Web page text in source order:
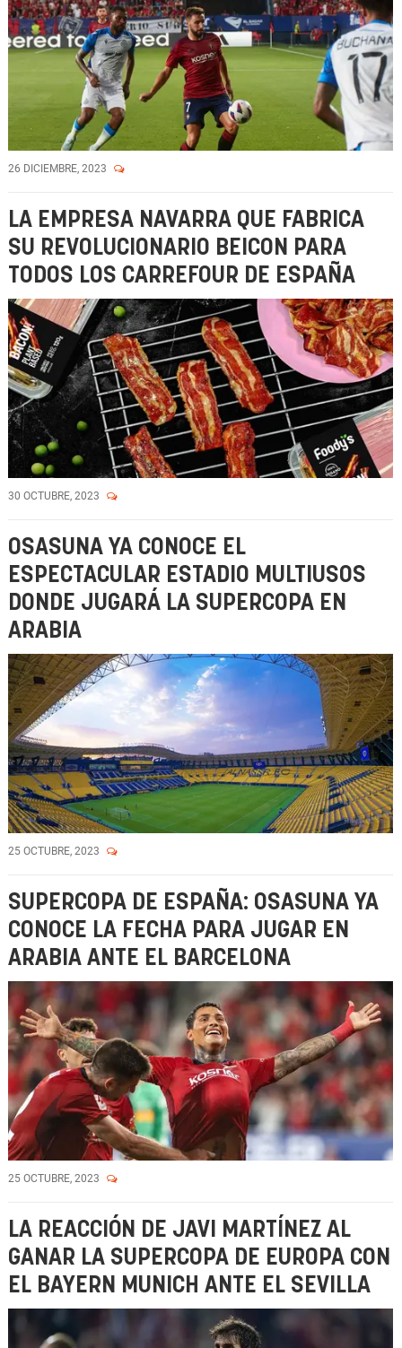
26 DICIEMBRE, 2023
LA EMPRESA NAVARRA QUE FABRICA
SU REVOLUCIONARIO BEICON PARA
TODOS LOS CARREFOUR DE ESPAÑA
30 OCTUBRE, 2023
OSASUNA YA CONOCE EL
ESPECTACULAR ESTADIO MULTIUSOS
DONDE JUGARÁ LA SUPERCOPA EN
ARABIA
25 OCTUBRE, 2023
SUPERCOPA DE ESPAÑA: OSASUNA YA
CONOCE LA FECHA PARA JUGAR EN
ARABIA ANTE EL BARCELONA
25 OCTUBRE, 2023
LA REACCIÓN DE JAVI MARTÍNEZ AL
GANAR LA SUPERCOPA DE EUROPA CON
EL BAYERN MUNICH ANTE EL SEVILLA